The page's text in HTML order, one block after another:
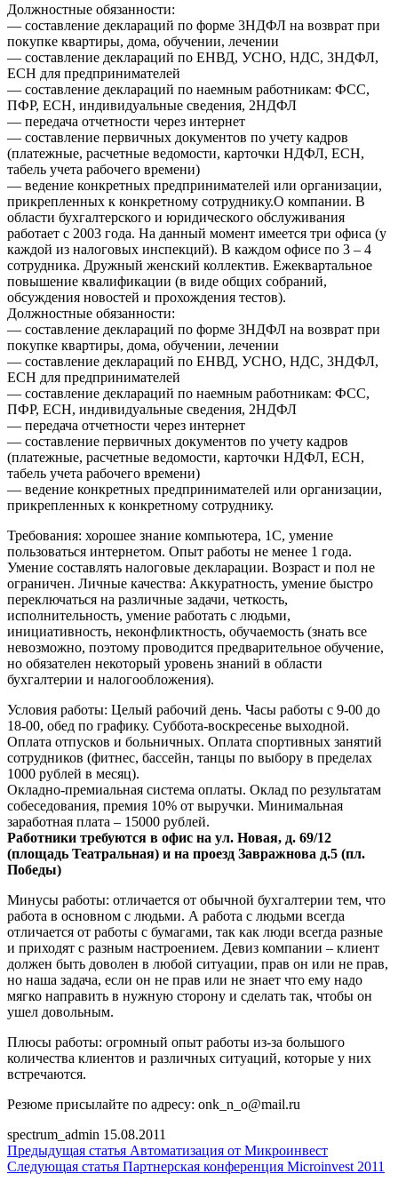
Должностные обязанности:
— составление деклараций по форме 3НДФЛ на возврат при
покупке квартиры, дома, обучении, лечении
— составление деклараций по ЕНВД, УСНО, НДС, 3НДФЛ,
ЕСН для предпринимателей
— составление деклараций по наемным работникам: ФСС,
ПФР, ЕСН, индивидуальные сведения, 2НДФЛ
— передача отчетности через интернет
— составление первичных документов по учету кадров
(платежные, расчетные ведомости, карточки НДФЛ, ЕСН,
табель учета рабочего времени)
— ведение конкретных предпринимателей или организации,
прикрепленных к конкретному сотруднику.О компании. В
области бухгалтерского и юридического обслуживания
работает с 2003 года. На данный момент имеется три офиса (у
каждой из налоговых инспекций). В каждом офисе по 3 – 4
сотрудника. Дружный женский коллектив. Ежеквартальное
повышение квалификации (в виде общих собраний,
обсуждения новостей и прохождения тестов).
Должностные обязанности:
— составление деклараций по форме 3НДФЛ на возврат при
покупке квартиры, дома, обучении, лечении
— составление деклараций по ЕНВД, УСНО, НДС, 3НДФЛ,
ЕСН для предпринимателей
— составление деклараций по наемным работникам: ФСС,
ПФР, ЕСН, индивидуальные сведения, 2НДФЛ
— передача отчетности через интернет
— составление первичных документов по учету кадров
(платежные, расчетные ведомости, карточки НДФЛ, ЕСН,
табель учета рабочего времени)
— ведение конкретных предпринимателей или организации,
прикрепленных к конкретному сотруднику.
Требования: хорошее знание компьютера, 1С, умение
пользоваться интернетом. Опыт работы не менее 1 года.
Умение составлять налоговые декларации. Возраст и пол не
ограничен. Личные качества: Аккуратность, умение быстро
переключаться на различные задачи, четкость,
исполнительность, умение работать с людьми,
инициативность, неконфликтность, обучаемость (знать все
невозможно, поэтому проводится предварительное обучение,
но обязателен некоторый уровень знаний в области
бухгалтерии и налогообложения).
Условия работы: Целый рабочий день. Часы работы с 9-00 до
18-00, обед по графику. Суббота-воскресенье выходной.
Оплата отпусков и больничных. Оплата спортивных занятий
сотрудников (фитнес, бассейн, танцы по выбору в пределах
1000 рублей в месяц).
Окладно-премиальная система оплаты. Оклад по результатам
собеседования, премия 10% от выручки. Минимальная
заработная плата – 15000 рублей.
Работники требуются в офис на ул. Новая, д. 69/12
(площадь Театральная) и на проезд Завражнова д.5 (пл.
Победы)
Минусы работы: отличается от обычной бухгалтерии тем, что
работа в основном с людьми. А работа с людьми всегда
отличается от работы с бумагами, так как люди всегда разные
и приходят с разным настроением. Девиз компании – клиент
должен быть доволен в любой ситуации, прав он или не прав,
но наша задача, если он не прав или не знает что ему надо
мягко направить в нужную сторону и сделать так, чтобы он
ушел довольным.
Плюсы работы: огромный опыт работы из-за большого
количества клиентов и различных ситуаций, которые у них
встречаются.
Резюме присылайте по адресу: onk_n_o@mail.ru
spectrum_admin 15.08.2011
Предыдущая статья Автоматизация от Микроинвест
Следующая статья Партнерская конференция Microinvest 2011